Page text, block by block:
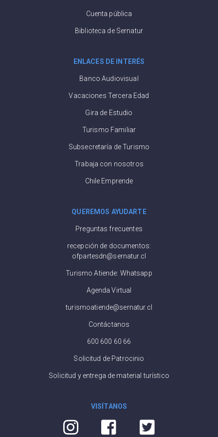
Cuenta pública
Biblioteca de Sernatur
ENLACES DE INTERÉS
Banco Audiovisual
Vacaciones Tercera Edad
Gira de Estudio
Turismo Familiar
Subsecretaría de Turismo
Trabaja con nosotros
Chile Emprende
QUEREMOS AYUDARTE
Preguntas frecuentes
recepción de documentos:
ofpartesdn@sernatur.cl
Turismo Atiende: Whatsapp
Agenda Virtual
turismoatiende@sernatur.cl
Contáctanos
600 600 60 66
Solicitud de Patrocinio
Solicitud y entrega de material turístico
VISÍTANOS